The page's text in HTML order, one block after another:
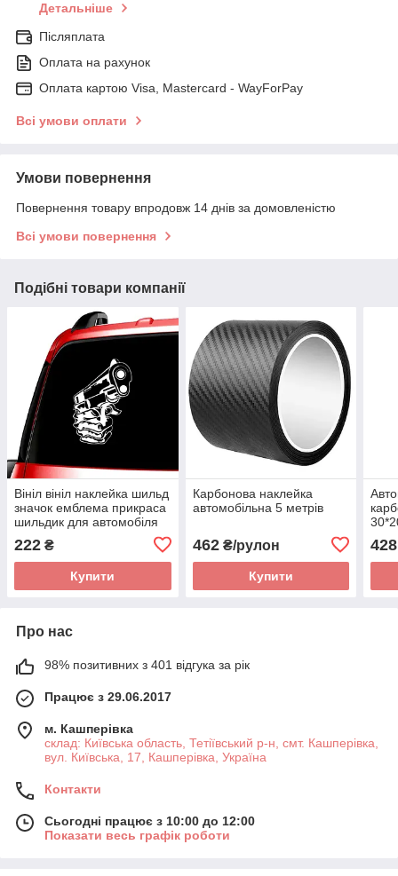
Детальніше
Післяплата
Оплата на рахунок
Оплата картою Visa, Mastercard - WayForPay
Всі умови оплати
Умови повернення
Повернення товару впродовж 14 днів за домовленістю
Всі умови повернення
Подібні товари компанії
Вініл вініл наклейка шильд
значок емблема прикраса
шильдик для автомобіля
222 ₴
Купити
Карбонова наклейка
автомобільна 5 метрів
462₴/рулон
Купити
428
Про нас
98% позитивних з 401 відгука за рік
Працює з 29.06.2017
м. Кашперівка
склад: Київська область, Тетіївський р-н, смт. Кашперівка,
вул. Київська, 17, Кашперівка, Україна
Контакти
Сьогодні працює з 10:00 до 12:00
Показати весь графік роботи